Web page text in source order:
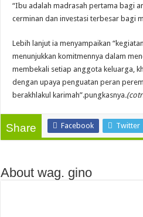
“Ibu adalah madrasah pertama bagi
cerminan dan investasi terbesar bagi
Lebih lanjut ia menyampaikan
menunjukkan komitmennya dalam
membekali setiap anggota keluarga,
dengan upaya penguatan peran
berakhlakul karimah”.pungkasnya
Share Facebook Twitter
About wag. gino